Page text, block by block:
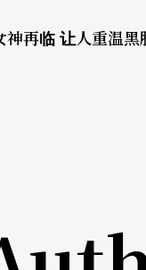
意地揭露了自我
空间布景、人物
神再临 让人重温黑